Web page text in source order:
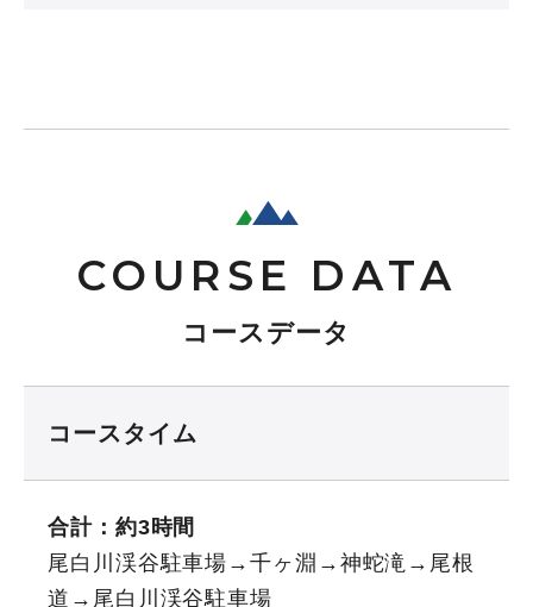
COURSE DATA
コースデータ
コースタイム
合計：約3時間
尾白川渓谷駐車場→千ヶ淵→神蛇滝→尾根
道→尾白川渓谷駐車場